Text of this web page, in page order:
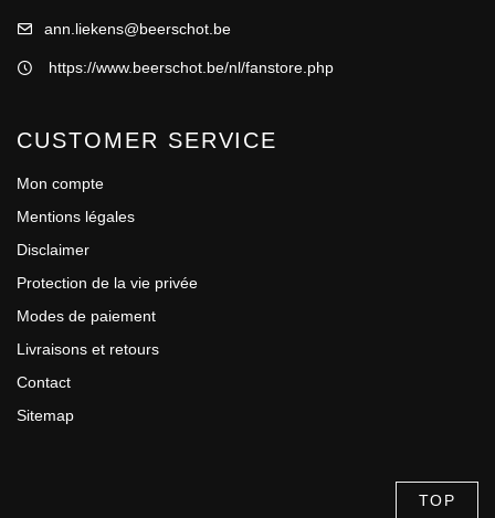
ann.liekens@beerschot.be
https://www.beerschot.be/nl/fanstore.php
CUSTOMER SERVICE
Mon compte
Mentions légales
Disclaimer
Protection de la vie privée
Modes de paiement
Livraisons et retours
Contact
Sitemap
TOP